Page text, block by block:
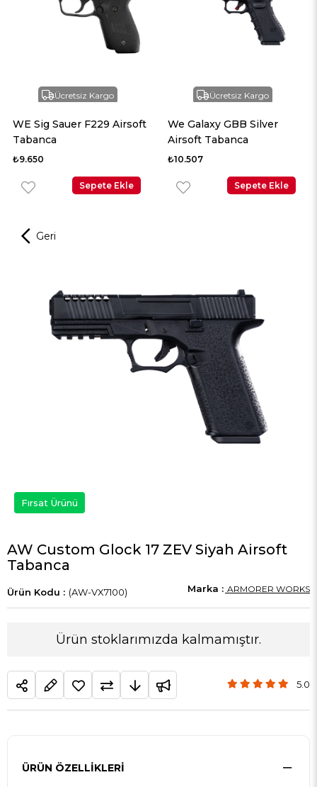
Ücretsiz Kargo
Sauer F229 Airsoft
Sepete Ekle
Ücretsiz Kargo
We Galaxy GBB Silver
Airsoft Tabanca
Sepete Ekle
Fırsat Ürünü
AW Custom Glock 17 ZEV Siyah Airsoft
Tabanca
(AW-VX7100) ARMORER WORKS
Ürün stoklarımızda kalmamıştır.
5.0
ÜRÜN ÖZELLIKLERI